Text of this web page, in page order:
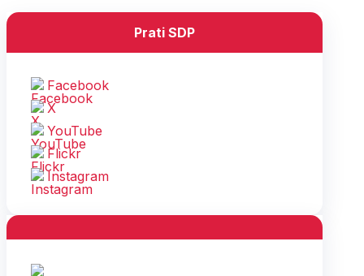
Prati SDP
Facebook
X
YouTube
Flickr
Instagram